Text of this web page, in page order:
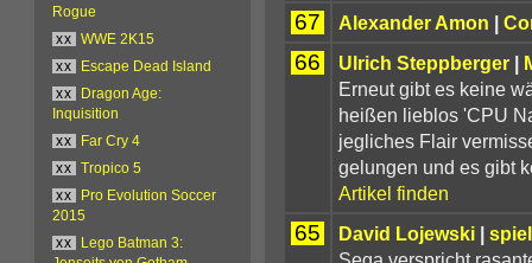
67 Alexander Amon |
66 Ulrich Steppberger|
Erneut gibt es keine
heißen lieblos 'CPU
jegliches Flair
gelungen und es gibt
Artikel finden
65 David Lojewski|
Rogue
xx
WWE 2K15
xx
Escape Dead Island
xx
Dragon Age:
Inquisition
xx
Far Cry 4
xx
Tropico 5
xx
Pro Evolution Soccer
2015
xx
Lego Batman 3: